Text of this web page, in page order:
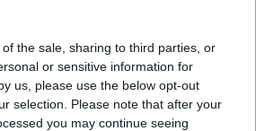
the sale, sharing to third parties, or
or sensitive information for
us, please use the below opt-out
selection. Please note that after your
you may continue seeing
társszerzője volt.
mértékben elterjedt.
tartják nyilván, ezért sokan
nagyon gyors terjedésre
növények és